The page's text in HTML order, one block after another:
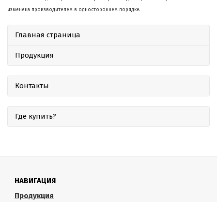
изменена производителем в одностороннем порядке.
Главная страница
Продукция
Контакты
Где купить?
НАВИГАЦИЯ
Продукция